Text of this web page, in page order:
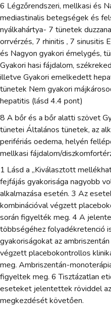
6 Légzőrendszeri, mellkasi és
mediastinalis betegségek és
nyálkahártya- 7 tünetek
orrvérzés, 7 rhinitis , 7 sinusitis
és Nagyon gyakori émelygés,
Gyakori hasi fájdalom,
illetve Gyakori emelkedett
tünetek Nem gyakori
hepatitis (lásd 4.4 pont)
8 A bőr és a bőr alatti szövet
tünetei Általános tünetek, az
perifériás oedema, helyén
mellkasi fájdalom/
1 Lásd a „Kiválasztott
fejfájás gyakorisága nagyobb
alkalmazása esetén. 3 Az
kombinációval végzett
során figyelték meg. 4 A
többségéhez folyadékretenció
gyakoriságokat az
végzett placebokontrollos
meg. Ambriszentán-
figyeltek meg. 6 Tisztázatlan
eseteket jelentettek röviddel
megkezdését követően.